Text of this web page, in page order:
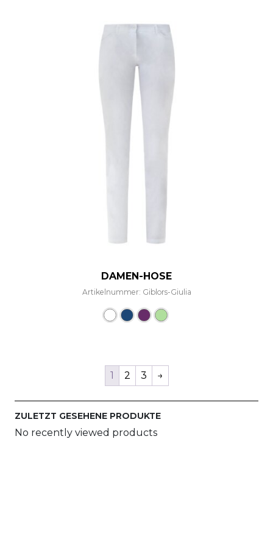
DAMEN-HOSE
Artikelnummer: Giblors-Giulia
1 2 3 →
ZULETZT GESEHENE PRODUKTE
No recently viewed products